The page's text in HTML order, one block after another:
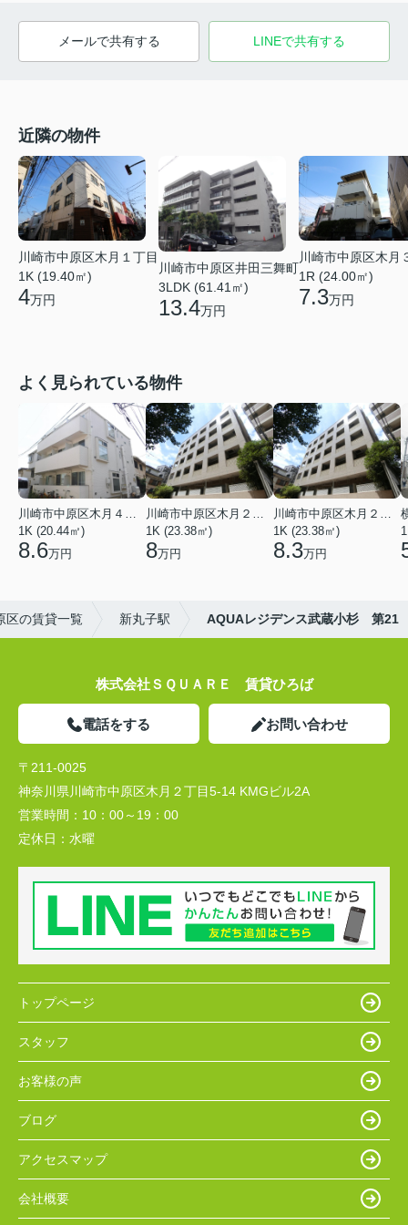
メールで共有する LINEで共有する
近隣の物件
川崎市中原区木月１丁目
1K (19.40㎡)
4万円
川崎市中原区井田三舞町
3LDK (61.41㎡)
13.4万円
川崎市中原区木月
1R (24.00㎡)
7.3万円
よく見られている物件
川崎市中原区木月４丁目
1K (20.44㎡)
8.6万円
川崎市中原区木月２丁目
1K (23.38㎡)
8万円
川崎市中原区木月２丁目
1K (23.38㎡)
8.3万円
区の賃貸一覧 新丸子駅 AQUAレジデンス武蔵小杉 第21
株式会社ＳＱＵＡＲＥ 賃貸ひろば
電話をする お問い合わせ
〒211-0025
神奈川県川崎市中原区木月２丁目5-14 KMGビル2A
営業時間： 10：00～19：00
定休日： 水曜
トップページ
スタッフ
お客様の声
ブログ
アクセスマップ
会社概要